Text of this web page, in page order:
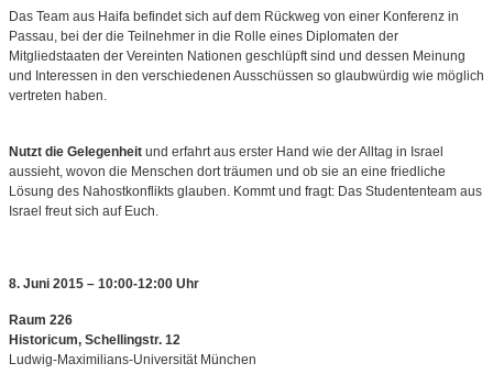
Das Team aus Haifa befindet sich auf dem Rückweg von einer Konferenz in
Passau, bei der die Teilnehmer in die Rolle eines Diplomaten der
Mitgliedstaaten der Vereinten Nationen geschlüpft sind und dessen Meinung
und Interessen in den verschiedenen Ausschüssen so glaubwürdig wie möglich
vertreten haben.
Nutzt die Gelegenheit und erfahrt aus erster Hand wie der Alltag in Israel
aussieht, wovon die Menschen dort träumen und ob sie an eine friedliche
Lösung des Nahostkonflikts glauben. Kommt und fragt: Das Studententeam aus
Israel freut sich auf Euch.
8. Juni 2015 – 10:00-12:00 Uhr
Raum 226
Historicum, Schellingstr. 12
Ludwig-Maximilians-Universität München